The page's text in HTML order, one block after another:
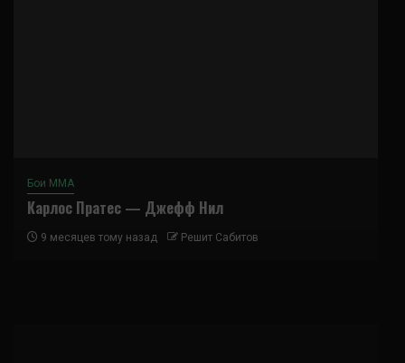
Бои ММА
Карлос Пратес — Джефф Нил
9 месяцев тому назад Решит Сабитов